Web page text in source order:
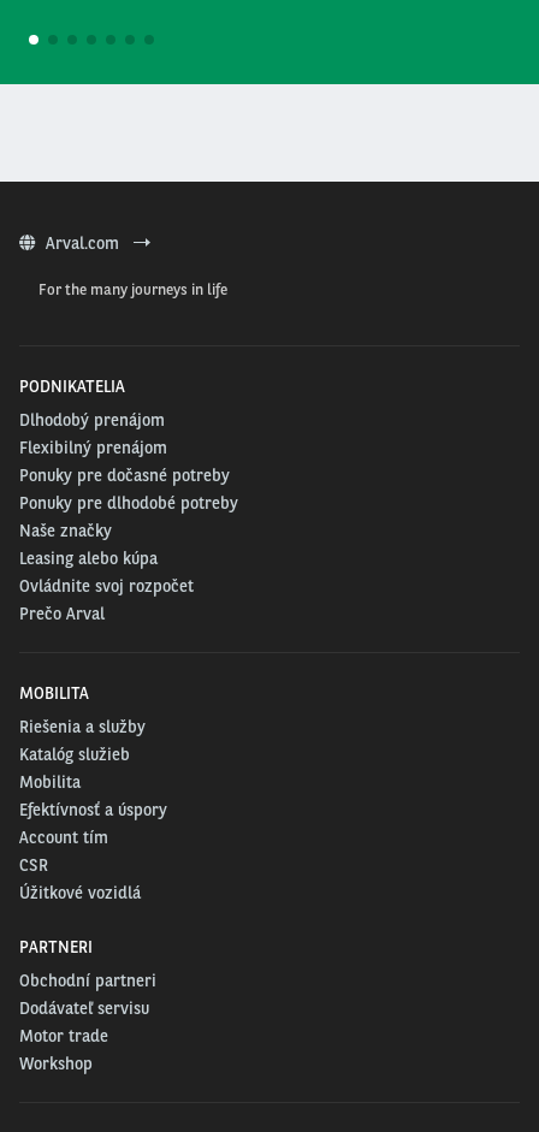
Arval.com
For the many journeys in life
PODNIKATELIA
Dlhodobý prenájom
Flexibilný prenájom
Ponuky pre dočasné potreby
Ponuky pre dlhodobé potreby
Naše značky
Leasing alebo kúpa
Ovládnite svoj rozpočet
Prečo Arval
MOBILITA
Riešenia a služby
Katalóg služieb
Mobilita
Efektívnosť a úspory
Account tím
CSR
Úžitkové vozidlá
PARTNERI
Obchodní partneri
Dodávateľ servisu
Motor trade
Workshop